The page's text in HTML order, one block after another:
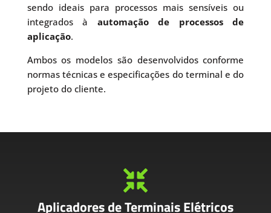
sendo ideais para processos mais sensíveis ou
integrados à automação de processos de
aplicação.
Ambos os modelos são desenvolvidos conforme
normas técnicas e especificações do terminal e do
projeto do cliente.

Aplicadores de Terminais Elétricos